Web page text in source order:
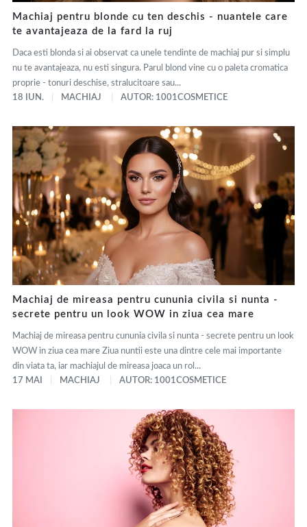
Machiaj pentru blonde cu ten deschis - nuantele care
te avantajeaza de la fard la ruj
Daca esti blonda si ai observat ca unele tendinte de machiaj pur si simplu
nu te avantajeaza, nu esti singura. Parul blond vine cu o paleta cromatica
proprie - tonuri deschise, stralucitoare sau...
18 IUN.
MACHIAJ AUTOR: 1001COSMETICE
Machiaj de mireasa pentru cununia civila si nunta -
secrete pentru un look WOW in ziua cea mare
Machiaj de mireasa pentru cununia civila si nunta - secrete pentru un look
WOW in ziua cea mare Ziua nuntii este una dintre cele mai importante
din viata ta, iar machiajul de mireasa joaca un rol...
17 MAI
MACHIAJ AUTOR: 1001COSMETICE